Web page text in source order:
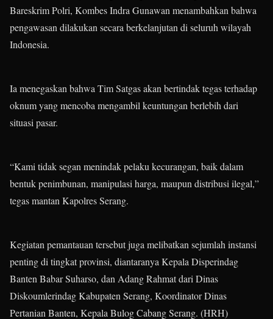
Bareskrim Polri, Kombes Indra Gunawan menambahkan bahwa
pengawasan dilakukan secara berkelanjutan di seluruh wilayah
Indonesia.
Ia menegaskan bahwa Tim Satgas akan bertindak tegas terhadap
oknum yang mencoba mengambil keuntungan berlebih dari
situasi pasar.
“Kami tidak segan menindak pelaku kecurangan, baik dalam
bentuk penimbunan, manipulasi harga, maupun distribusi ilegal,”
tegas mantan Kapolres Serang.
Kegiatan pemantauan tersebut juga melibatkan sejumlah instansi
penting di tingkat provinsi, diantaranya Kepala Disperindag
Banten Babar Suharso, dan Adang Rahmat dari Dinas
Diskoumlerindag Kabupaten Serang, Koordinator Dinas
Pertanian Banten, Kepala Bulog Cabang Serang. (HRH)